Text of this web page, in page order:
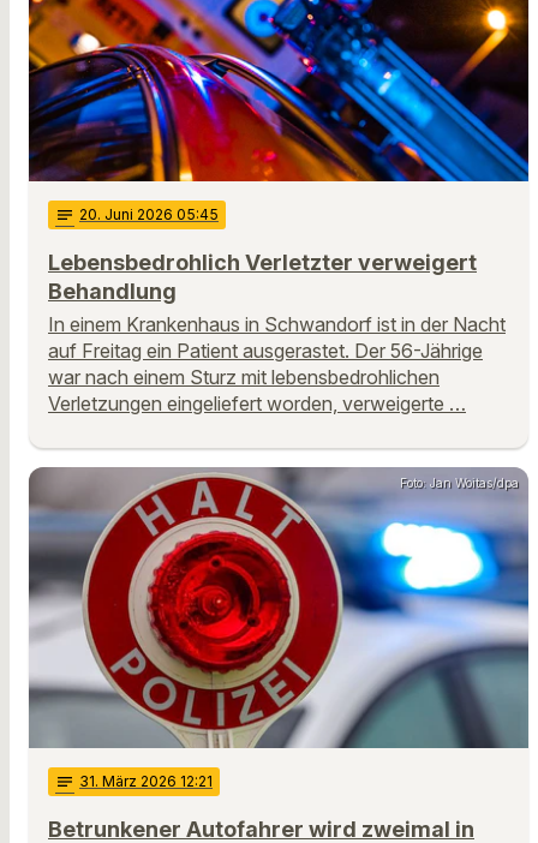
notes 20. Juni 2026 05:45
Lebensbedrohlich Verletzter verweigert
Behandlung
In einem Krankenhaus in Schwandorf ist in der Nacht
auf Freitag ein Patient ausgerastet. Der 56-Jährige
war nach einem Sturz mit lebensbedrohlichen
Verletzungen eingeliefert worden, verweigerte …
Foto: Jan Woitas/dpa
notes 31. März 2026 12:21
Betrunkener Autofahrer wird zweimal in